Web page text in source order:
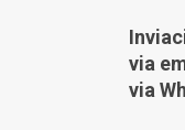
via
via